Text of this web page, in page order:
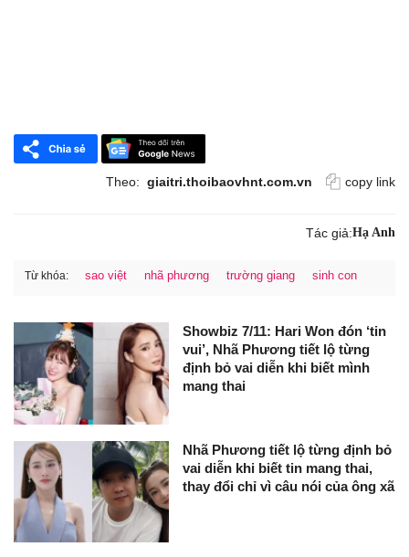
Theo: giaitri.thoibaovhnt.com.vn copy link
Tác giả:Hạ Anh
Từ khóa: sao việt nhã phương trường giang sinh con
Showbiz 7/11: Hari Won đón ‘tin
vui’, Nhã Phương tiết lộ từng
định bỏ vai diễn khi biết mình
mang thai
Nhã Phương tiết lộ từng định bỏ
vai diễn khi biết tin mang thai,
thay đổi chỉ vì câu nói của ông xã